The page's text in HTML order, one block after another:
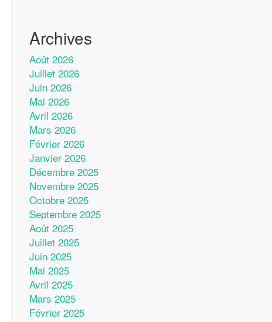
Archives
Août 2026
Juillet 2026
Juin 2026
Mai 2026
Avril 2026
Mars 2026
Février 2026
Janvier 2026
Décembre 2025
Novembre 2025
Octobre 2025
Septembre 2025
Août 2025
Juillet 2025
Juin 2025
Mai 2025
Avril 2025
Mars 2025
Février 2025